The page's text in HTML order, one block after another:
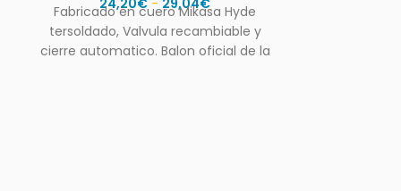
Fabricado en cuero Mikasa Hyde
tersoldado, Valvula recambiable y
cierre automatico. Balon oficial de la